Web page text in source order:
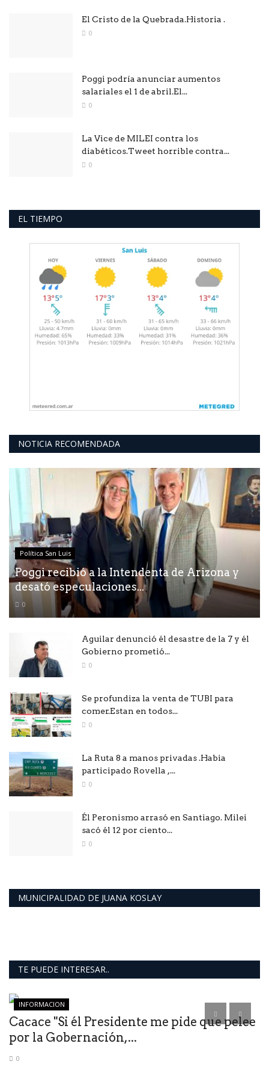
El Cristo de la Quebrada.Historia .
0
Poggi podría anunciar aumentos
salariales el 1 de abril.El...
0
La Vice de MILEI contra los
diabéticos.Tweet horrible contra...
0
EL TIEMPO
NOTICIA RECOMENDADA
Política San Luis
Poggi recibió a la Intendenta de Arizona y
desató especulaciones...
0
Aguilar denunció él desastre de la 7 y él
Gobierno prometió...
0
Se profundiza la venta de TUBI para
comer.Estan en todos...
0
La Ruta 8 a manos privadas .Habia
participado Rovella ,...
0
Él Peronismo arrasó en Santiago. Milei
sacó él 12 por ciento...
0
MUNICIPALIDAD DE JUANA KOSLAY
TE PUEDE INTERESAR..
INFORMACION
Cacace "Si él Presidente me pide que pelee
por la Gobernación,...
0